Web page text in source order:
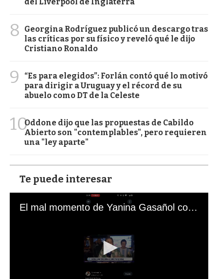
8
Georgina Rodríguez publicó un descargo tras
las críticas por su físico y reveló qué le dijo
Cristiano Ronaldo
9
“Es para elegidos”: Forlán contó qué lo motivó
para dirigir a Uruguay y el récord de su
abuelo como DT de la Celeste
10Oddone dijo que las propuestas de Cabildo
Abierto son "contemplables", pero requieren
una "ley aparte"
Te puede interesar
El mal momento de Yanina Gasañol con un hincha argentino en "Subrayado"